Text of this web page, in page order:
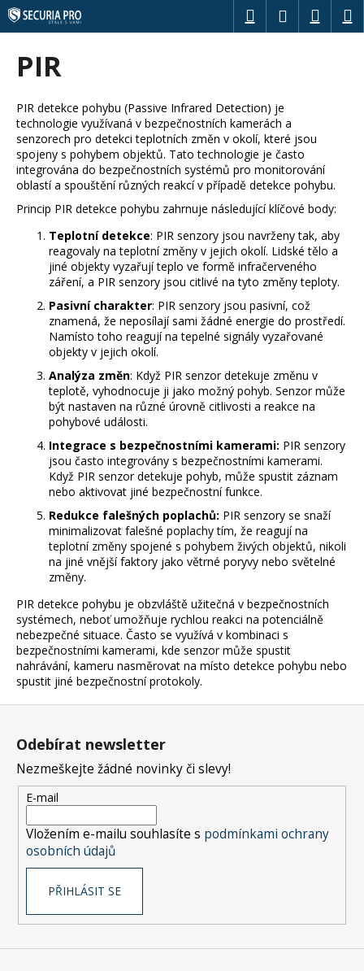
Přejít
na
obsah
HledatPřihlášení
PIR
PIR detekce pohybu (Passive Infrared Detection) je
technologie využívaná v bezpečnostních kamerách a
senzorech pro detekci teplotních změn v okolí, které jsou
spojeny s pohybem objektů. Tato technologie je často
integrována do bezpečnostních systémů pro monitorování
oblastí a spouštění různých reakcí v případě detekce pohybu.
Princip PIR detekce pohybu zahrnuje následující klíčové body:
Teplotní detekce: PIR senzory jsou navrženy tak, aby
reagovaly na teplotní změny v jejich okolí. Lidské tělo a
jiné objekty vyzařují teplo ve formě infračerveného
záření, a PIR senzory jsou citlivé na tyto změny teploty.
Pasivní charakter: PIR senzory jsou pasivní, což
znamená, že neposílají sami žádné energie do prostředí.
Namísto toho reagují na tepelné signály vyzařované
objekty v jejich okolí.
Analýza změn: Když PIR senzor detekuje změnu v
teplotě, vyhodnocuje ji jako možný pohyb. Senzor může
být nastaven na různé úrovně citlivosti a reakce na
pohybové události.
Integrace s bezpečnostními kamerami: PIR senzory
jsou často integrovány s bezpečnostními kamerami.
Když PIR senzor detekuje pohyb, může spustit záznam
nebo aktivovat jiné bezpečnostní funkce.
Redukce falešných poplachů: PIR senzory se snaží
minimalizovat falešné poplachy tím, že reagují na
teplotní změny spojené s pohybem živých objektů, nikoli
na jiné vnější faktory jako větrné poryvy nebo světelné
změny.
PIR detekce pohybu je obzvláště užitečná v bezpečnostních
systémech, neboť umožňuje rychlou reakci na potenciálně
nebezpečné situace. Často se využívá v kombinaci s
bezpečnostními kamerami, kde senzor může spustit
nahrávání, kameru nasměrovat na místo detekce pohybu nebo
spustit jiné bezpečnostní protokoly.
K
o
o
p
o
t
ř
e
HLEDAT
D
o
p
o
r
u
j
e
m
Z
Odebírat newsletter
Nezmeškejte žádné novinky či slevy!
E-mail
Vložením e-mailu souhlasíte s podmínkami ochrany
osobních údajů
PŘIHLÁSIT SE